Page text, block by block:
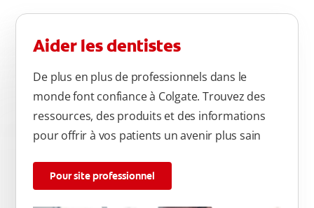
Aider les dentistes
De plus en plus de professionnels dans le
monde font confiance à Colgate. Trouvez des
ressources, des produits et des informations
pour offrir à vos patients un avenir plus sain
Pour site professionnel